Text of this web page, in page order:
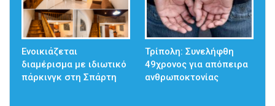
Ενοικιάζεται
διαμέρισμα με ιδιωτικό
πάρκινγκ στη Σπάρτη
Τρίπολη: Συνελήφθη
49χρονος για απόπειρα
ανθρωποκτονίας